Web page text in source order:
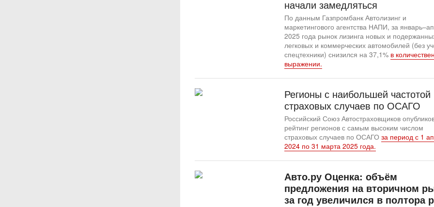
начали замедляться
По данным Газпромбанк Автолизинг и
маркетингового агентства НАПИ, за
2025 года рынок лизинга новых и
легковых и коммерческих автомобилей (без
спецтехники) снизился на 37,1% в
выражении.
Регионы с наибольшей частотой
страховых случаев по ОСАГО
Российский Союз Автостраховщиков
рейтинг регионов с самым высоким числом
страховых случаев по ОСАГО за период с 1
2024 по 31 марта 2025 года.
Авто.ру Оценка: объём
предложения на вторичном
за год увеличился в полтора